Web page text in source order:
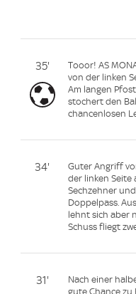
35'
Tooor! AS
von der linken
Am langen
stochert den
chancenlosen
34'
Guter Angriff
der linken Seite
Sechzehner
Doppelpass.
lehnt sich aber
Schuss fliegt
31'
Nach einer
gute Chance zu